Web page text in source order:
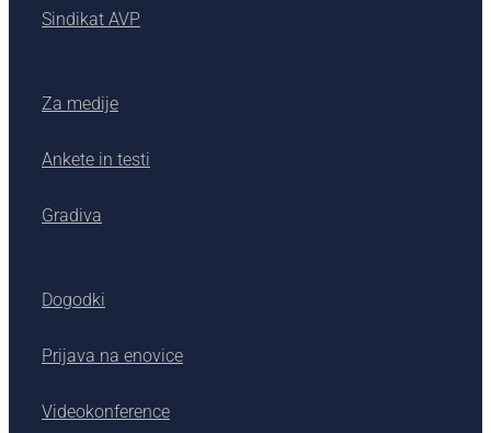
Sindikat AVP
Za medije
Ankete in testi
Gradiva
Dogodki
Prijava na enovice
Videokonference